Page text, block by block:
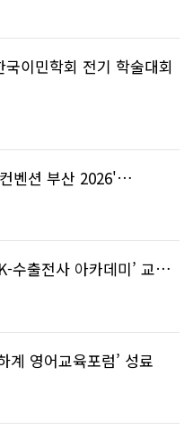
이민학회 전기 학술대회
벤션 부산 2026'…
수출전사 아카데미’ 교…
계 영어교육포럼’ 성료